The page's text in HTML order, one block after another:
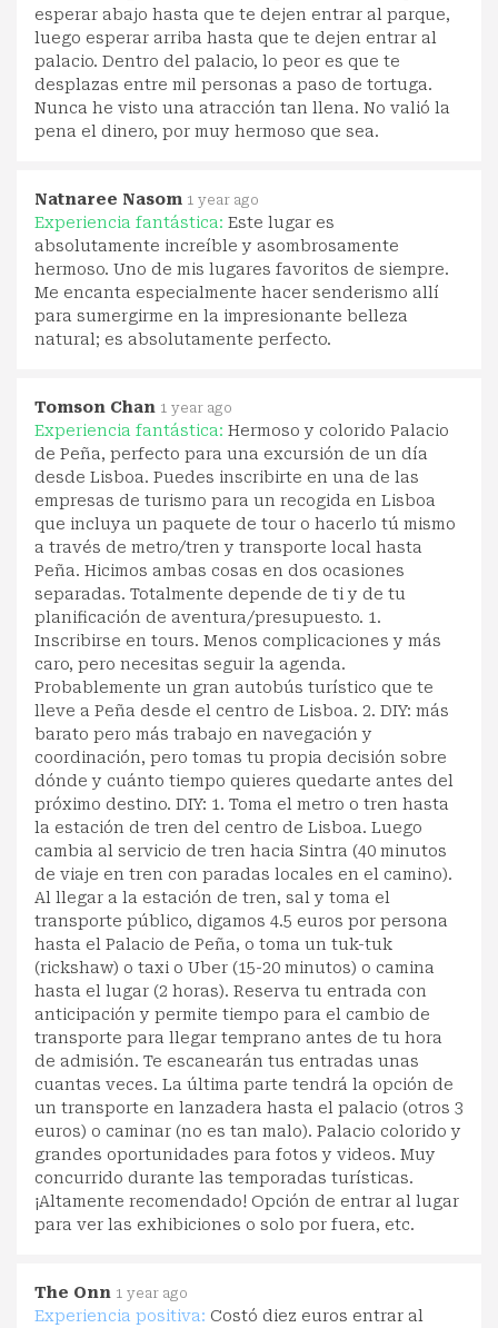
esperar abajo hasta que te dejen entrar al parque,
luego esperar arriba hasta que te dejen entrar al
palacio. Dentro del palacio, lo peor es que te
desplazas entre mil personas a paso de tortuga.
Nunca he visto una atracción tan llena. No valió la
pena el dinero, por muy hermoso que sea.
Natnaree Nasom 1 year ago
Experiencia fantástica: Este lugar es
absolutamente increíble y asombrosamente
hermoso. Uno de mis lugares favoritos de siempre.
Me encanta especialmente hacer senderismo allí
para sumergirme en la impresionante belleza
natural; es absolutamente perfecto.
Tomson Chan 1 year ago
Experiencia fantástica: Hermoso y colorido Palacio
de Peña, perfecto para una excursión de un día
desde Lisboa. Puedes inscribirte en una de las
empresas de turismo para un recogida en Lisboa
que incluya un paquete de tour o hacerlo tú mismo
a través de metro/tren y transporte local hasta
Peña. Hicimos ambas cosas en dos ocasiones
separadas. Totalmente depende de ti y de tu
planificación de aventura/presupuesto. 1.
Inscribirse en tours. Menos complicaciones y más
caro, pero necesitas seguir la agenda.
Probablemente un gran autobús turístico que te
lleve a Peña desde el centro de Lisboa. 2. DIY: más
barato pero más trabajo en navegación y
coordinación, pero tomas tu propia decisión sobre
dónde y cuánto tiempo quieres quedarte antes del
próximo destino. DIY: 1. Toma el metro o tren hasta
la estación de tren del centro de Lisboa. Luego
cambia al servicio de tren hacia Sintra (40 minutos
de viaje en tren con paradas locales en el camino).
Al llegar a la estación de tren, sal y toma el
transporte público, digamos 4.5 euros por persona
hasta el Palacio de Peña, o toma un tuk-tuk
(rickshaw) o taxi o Uber (15-20 minutos) o camina
hasta el lugar (2 horas). Reserva tu entrada con
anticipación y permite tiempo para el cambio de
transporte para llegar temprano antes de tu hora
de admisión. Te escanearán tus entradas unas
cuantas veces. La última parte tendrá la opción de
un transporte en lanzadera hasta el palacio (otros 3
euros) o caminar (no es tan malo). Palacio colorido y
grandes oportunidades para fotos y videos. Muy
concurrido durante las temporadas turísticas.
¡Altamente recomendado! Opción de entrar al lugar
para ver las exhibiciones o solo por fuera, etc.
The Onn 1 year ago
Experiencia positiva: Costó diez euros entrar al